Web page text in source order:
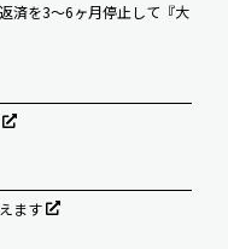
済を3～6ヶ月停止して『大
ます